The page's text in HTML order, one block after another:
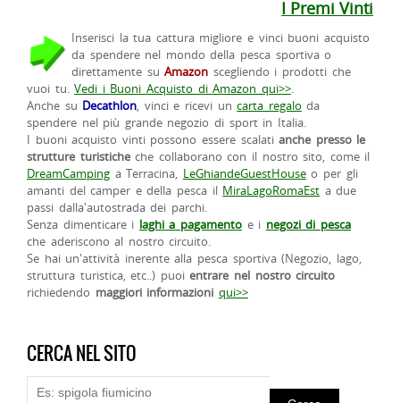
I Premi Vinti
Inserisci la tua cattura migliore e vinci buoni acquisto
da spendere nel mondo della pesca sportiva o
direttamente suAmazon scegliendo i prodotti che
vuoi tu.Vedi i Buoni Acquisto di Amazon qui>>.
Anche su Decathlon, vinci e ricevi uncarta regalo da
spendere nel più grande negozio di sport in Italia.
I buoni acquisto vinti possono essere scalatianche presso le
strutture turisticheche collaborano con il nostro sito, come il
DreamCamping a Terracina, LeGhiandeGuestHouseo per gli
amanti del camper e della pesca il MiraLagoRomaEst a due
passi dalla'autostrada dei parchi.
Senza dimenticare i laghi a pagamento e i negozi di pesca
che aderiscono al nostro circuito.
Se hai un'attività inerente alla pesca sportiva (Negozio, lago,
struttura turistica, etc..) puoientrare nel nostro circuito
richiedendo maggiori informazioni qui>>
CERCA NEL SITO